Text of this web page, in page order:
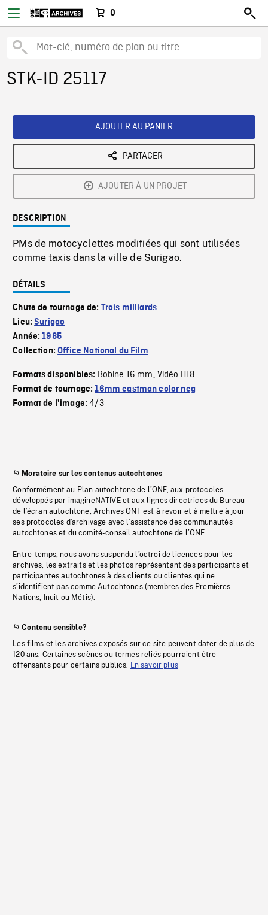
0
STK-ID 25117
AJOUTER AU PANIER
PARTAGER
AJOUTER À UN PROJET
DESCRIPTION
PMs de motocyclettes modifiées qui sont utilisées
comme taxis dans la ville de Surigao.
DÉTAILS
Chute de tournage de: Trois milliards
Lieu:Surigao
Année:1985
Collection:Office National du Film
Formats disponibles: Bobine 16 mm, Vidéo Hi 8
Format de tournage:16mm eastman color neg
Format de l'image:4/3
Moratoire sur les contenus autochtones
Conformément au Plan autochtone de l’ONF, aux protocoles
développés par imagineNATIVE et aux lignes directrices du Bureau
de l’écran autochtone, Archives ONF est à revoir et à mettre à jour
ses protocoles d’archivage avec l’assistance des communautés
autochtones et du comité-conseil autochtone de l’ONF.
Entre-temps, nous avons suspendu l’octroi de licences pour les
archives, les extraits et les photos représentant des participants et
participantes autochtones à des clients ou clientes qui ne
s’identifient pas comme Autochtones (membres des Premières
Nations, Inuit ou Métis).
Contenu sensible?
Les films et les archives exposés sur ce site peuvent dater de plus de
120 ans. Certaines scènes ou termes reliés pourraient être
offensants pour certains publics. En savoir plus